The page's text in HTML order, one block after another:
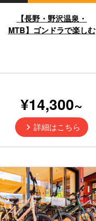
【長野・野沢温泉・
MTB】ゴンドラで楽しむ
¥14,300~
詳細はこちら